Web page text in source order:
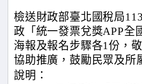
檢送財政部臺北國稅局
政「統一發票兌獎APP全
海報及報名步驟各1份，
協助推廣，鼓勵民眾及所
說明：